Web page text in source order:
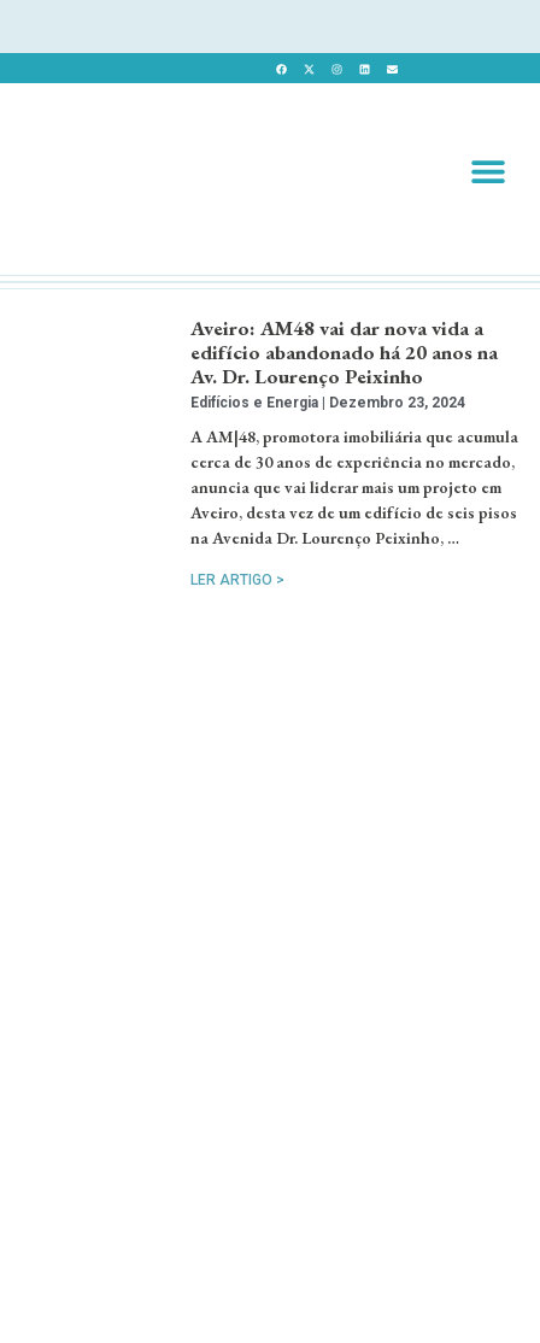
Aveiro: AM48 vai dar nova vida a
edifício abandonado há 20 anos na
Av. Dr. Lourenço Peixinho
Edifícios e Energia Dezembro 23, 2024
A AM|48, promotora imobiliária que acumula
cerca de 30 anos de experiência no mercado,
anuncia que vai liderar mais um projeto em
Aveiro, desta vez de um edifício de seis pisos
na Avenida Dr. Lourenço Peixinho, …
LER ARTIGO >